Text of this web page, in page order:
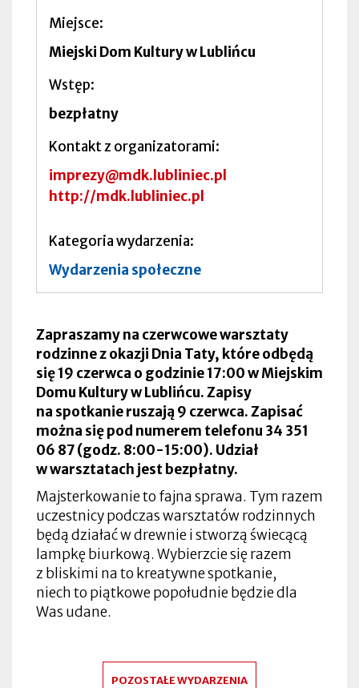
Miejsce
Miejski Dom Kultury w Lublińcu
Wstęp
bezpłatny
Kontakt z organizatorami
imprezy@mdk.lubliniec.pl
http://mdk.lubliniec.pl
Kategoria wydarzenia
Wydarzenia społeczne
Zapraszamy na czerwcowe warsztaty
rodzinne z okazji Dnia Taty, które odbędą
się 19 czerwca o godzinie 17:00 w Miejskim
Domu Kultury w Lublińcu. Zapisy
na spotkanie ruszają 9 czerwca. Zapisać
można siępod numerem telefonu 34 351
06 87 (godz. 8:00-15:00). Udział
w warsztatach jest bezpłatny.
Majsterkowanie to fajna sprawa. Tym razem
uczestnicy podczas warsztatów rodzinnych
będą działać w drewnie i stworzą świecącą
lampkę biurkową. Wybierzcie się razem
z bliskimi na to kreatywne spotkanie,
niech to piątkowe popołudnie będzie dla
Was udane.
POZOSTAŁE WYDARZENIA